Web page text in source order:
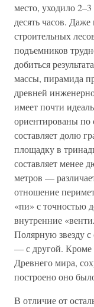
место, уходило
десять часов.
строительных
подъемников
добиться
массы, пирамида
древней
имеет почти
ориентированы по
составляет долю
площадку в
составляет менее
метров —
отношение
«пи» с точностью
внутренние
Полярную звезду
— с другой. Кроме
Древнего мира,
построено оно
В отличие от